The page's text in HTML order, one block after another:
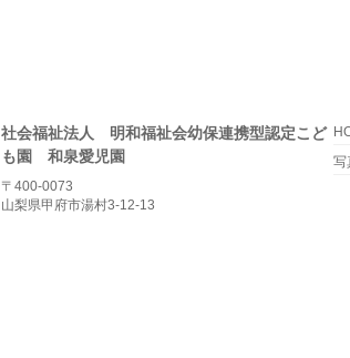
社会福祉法人 明和福祉会幼保連携型認定こど
も園 和泉愛児園
〒400-0073
山梨県甲府市湯村3-12-13
写